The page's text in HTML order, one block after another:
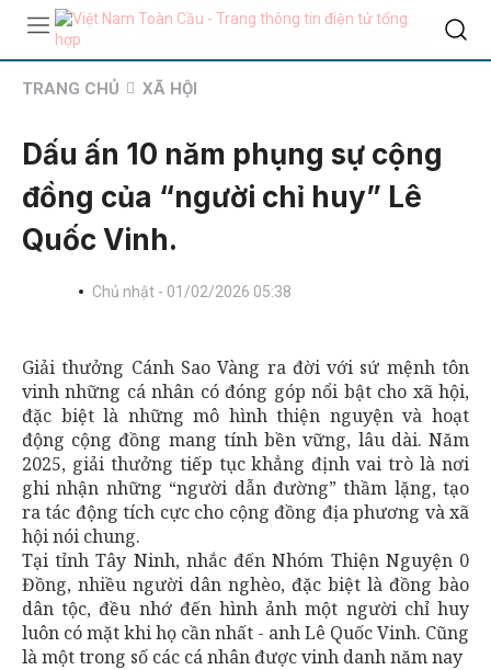
TRANG CHỦ XÃ HỘI
Dấu ấn 10 năm phụng sự cộng
đồng của “người chỉ huy” Lê
Quốc Vinh.
Chủ nhật - 01/02/2026 05:38
Giải thưởng Cánh Sao Vàng ra đời với sứ mệnh tôn
vinh những cá nhân có đóng góp nổi bật cho xã hội,
đặc biệt là những mô hình thiện nguyện và hoạt
động cộng đồng mang tính bền vững, lâu dài. Năm
2025, giải thưởng tiếp tục khẳng định vai trò là nơi
ghi nhận những “người dẫn đường” thầm lặng, tạo
ra tác động tích cực cho cộng đồng địa phương và xã
hội nói chung.
Tại tỉnh Tây Ninh, nhắc đến Nhóm Thiện Nguyện 0
Đồng, nhiều người dân nghèo, đặc biệt là đồng bào
dân tộc, đều nhớ đến hình ảnh một người chỉ huy
luôn có mặt khi họ cần nhất - anh Lê Quốc Vinh. Cũng
là một trong số các cá nhân được vinh danh năm nay